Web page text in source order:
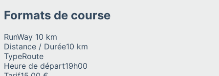
Formats de course
RunWay 10 km
Distance / Durée10 km
TypeRoute
Heure de départ19h00